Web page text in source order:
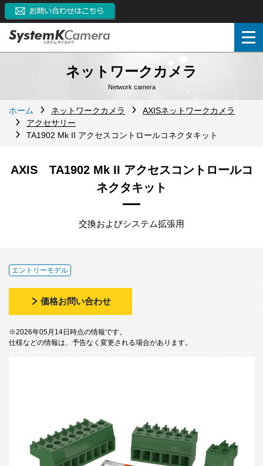
ネットワークカメラ
Network camera
ホーム ネットワークカメラ
AXISネットワークカメラ
アクセサリー
TA1902 Mk II アクセスコントロールコネクタキット
AXIS TA1902 Mk II アクセスコントロールコ
ネクタキット
交換およびシステム拡張用
エントリーモデル
価格お問い合わせ
※2026年05月14日時点の情報です。
仕様などの情報は、予告なく変更される場合があります。